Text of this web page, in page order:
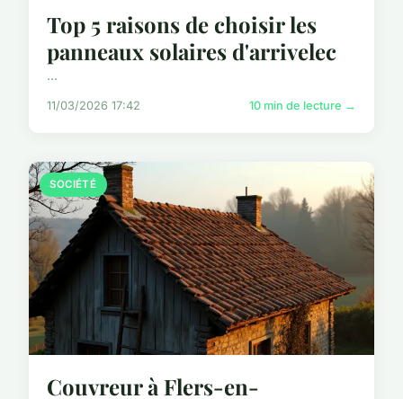
Top 5 raisons de choisir les
panneaux solaires d'arrivelec
...
11/03/2026 17:42 10 min de lecture →
SOCIÉTÉ
Couvreur à Flers-en-